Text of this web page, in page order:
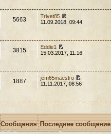
5663
Trivet85
11.09.2018, 09:44
3815
Eddie1
15.03.2017, 11:16
1887
jem65maestro
11.11.2017, 08:56
Сообщения Последнее сообщение